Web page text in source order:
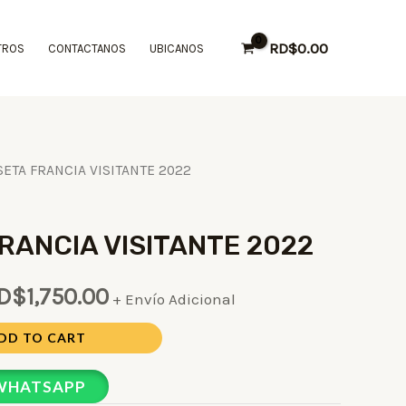
CONTACTANOS UBICANOS RD$0.00
FRANCIA VISITANTE 2022
VISITANTE 2022
1,750.00 + Envío Adicional
TO CART